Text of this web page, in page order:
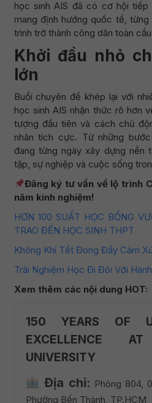
học sinh AIS đã có cơ hội
mang định hướng quốc tế,
trình trở thành công dân toàn
Khởi đầu nhỏ
lớn
Buổi chuyên đề khép lại với
học sinh AIS nhận thức rõ hơn
tượng đầu tiên và cách chủ
nhân tích cực. Từ những
đang từng ngày xây dựng nền
tập, sự nghiệp và cuộc sống
Đăng ký tư vấn về lộ trình
năm kinh nghiệm!
HƠN 100 SUẤT HỌC BỔNG
TRAO ĐẾN HỌC SINH THPT
Không Khí Tết Đong Đầy Cảm
Trải Nghiệm Học Đi Đôi Với
Xem thêm các nội dung HOT:
150 YEARS OF
EXCELLENCE
UNIVERSITY
Địa chỉ: Phòng 804,
Phường Bến Thành, TP.HCM